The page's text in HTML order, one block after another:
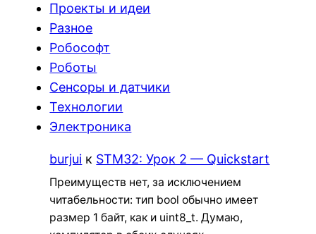
Проекты и идеи
Разное
Робософт
Роботы
Сенсоры и датчики
Технологии
Электроника
burjui к STM32: Урок 2 — Quickstart
Преимуществ нет, за исключением
читабельности: тип bool обычно имеет
размер 1 байт, как и uint8_t. Думаю,